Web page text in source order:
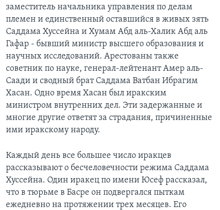
Learning English
СОЦИАЛЬНЫЕ СЕТИ
Языки
заместитель начальника управления по делам
племен и единственный оставшийся в живых зять
Саддама Хуссейна и Хумам Абд аль-Халик Абд аль
Гафар - бывший министр высшего образования и
научных исследований. Арестованы также
советник по науке, генерал-лейтенант Амер аль-
Саади и сводный брат Саддама Ватбан Ибрагим
Хасан. Одно время Хасан был иракским
министром внутренних дел. Эти задержанные и
многие другие ответят за страдания, причиненные
ими иракскому народу.
Каждый день все большее число иракцев
рассказывают о бесчеловечности режима Саддама
Хуссейна. Один иракец по имени Юсеф рассказал,
что в тюрьме в Басре он подвергался пыткам
ежедневно на протяжении трех месяцев. Его